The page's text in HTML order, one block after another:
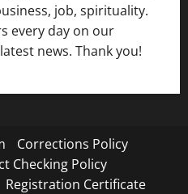
job, spirituality.
every day on our
news. Thank you!
Corrections Policy
Checking Policy
Registration Certificate